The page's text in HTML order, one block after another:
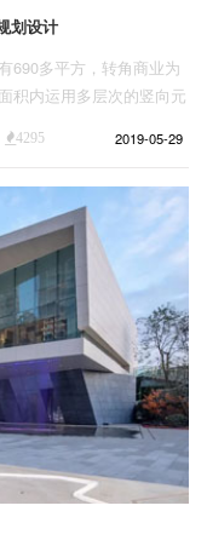
筑规划设计
690多平方，转角商业为
积内运用多层次的竖向元
强化沿街面的昭示性。
4295 2019-05-29